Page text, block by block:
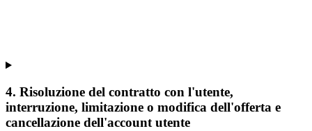
4. Risoluzione del contratto con l'utente,
interruzione, limitazione o modifica dell'offerta e
cancellazione dell'account utente